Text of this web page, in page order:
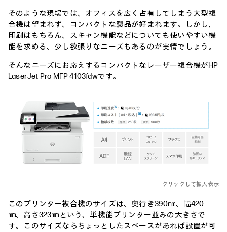
そのような現場では、オフィスを広く占有してしまう大型複
合機は望まれず、コンパクトな製品が好まれます。しかし、
印刷はもちろん、スキャン機能などについても使いやすい機
能を求める、少し欲張りなニーズもあるのが実情でしょう。
そんなニーズにお応えするコンパクトなレーザー複合機がHP
LaserJet Pro MFP 4103fdwです。
クリックして拡大表示
このプリンター複合機のサイズは、奥行き390㎜、幅420
㎜、高さ323㎜という、単機能プリンター並みの大きさで
す。このサイズならちょっとしたスペースがあれば設置が可